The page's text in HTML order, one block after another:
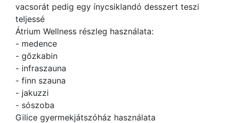
vacsorát pedig egy ínycsiklandó desszert teszi
teljessé
Átrium Wellness részleg használata:
- medence
- gőzkabin
- infraszauna
- finn szauna
- jakuzzi
- sószoba
Gilice gyermekjátszóház használata